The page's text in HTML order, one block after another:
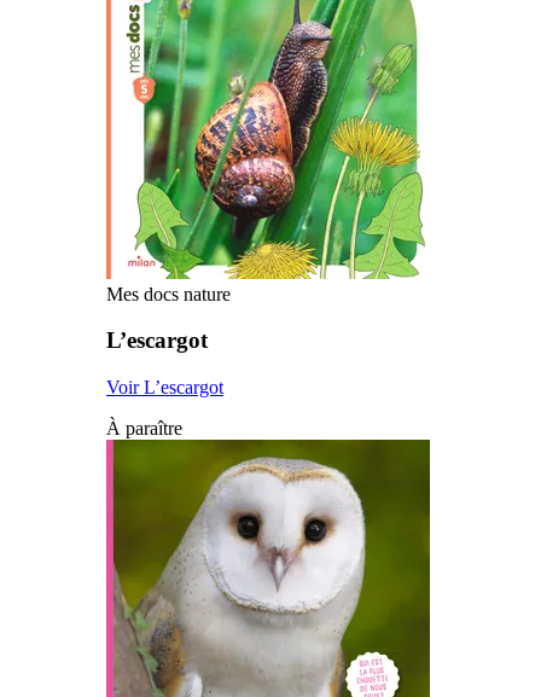
Mes docs nature
L’escargot
Voir L’escargot
À paraître